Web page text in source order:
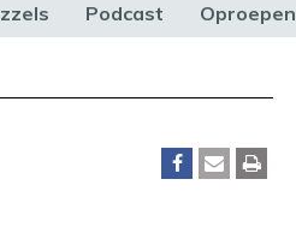
Podcast Oproepen